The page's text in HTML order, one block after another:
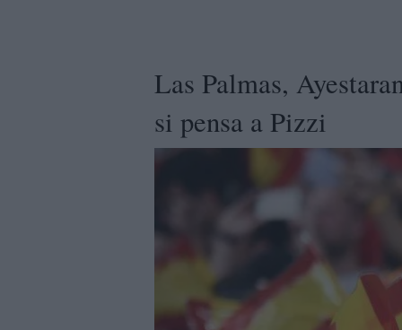
Las Palmas,
si pensa a Pizzi